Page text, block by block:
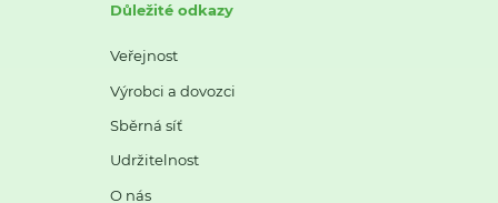
Důležité odkazy
Veřejnost
Výrobci a dovozci
Sběrná síť
Udržitelnost
O nás